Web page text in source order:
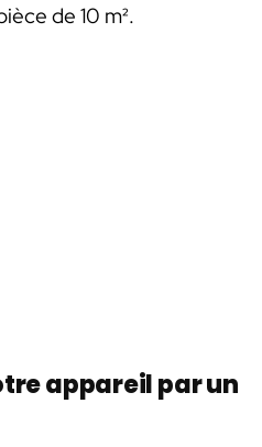
de 10 m².
appareil par un